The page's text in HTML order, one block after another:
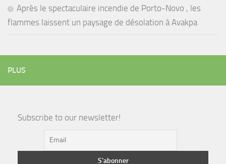
Après le spectaculaire incendie de Porto-Novo , les
flammes laissent un paysage de désolation à Avakpa
PLUS
Subscribe to our newsletter!